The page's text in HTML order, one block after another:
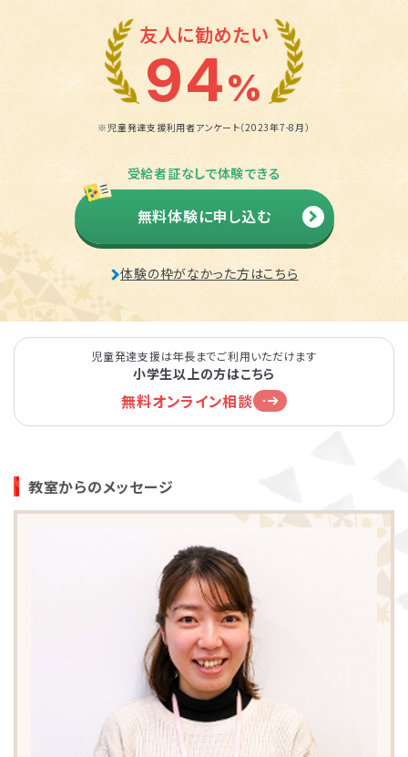
友人に勧めたい
94%
※児童発達支援利用者アンケート（2023年7-8月）
受給者証なしで体験できる
無料体験に申し込む
体験の枠がなかった方はこちら
児童発達支援は年長までご利用いただけます
小学生以上の方はこちら
無料オンライン相談
教室からのメッセージ